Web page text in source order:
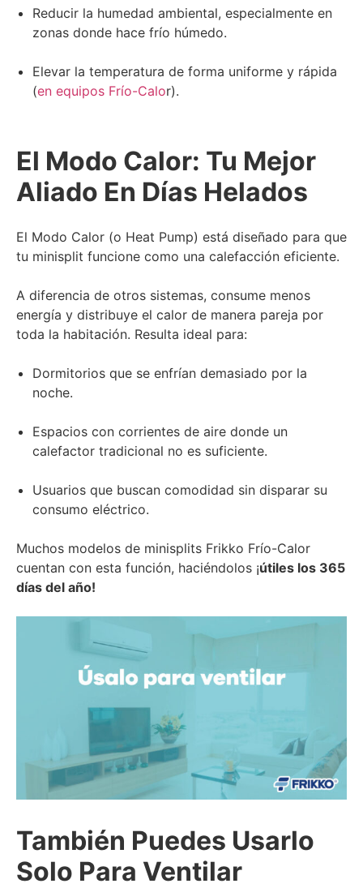
Reducir la humedad ambiental, especialmente en
zonas donde hace frío húmedo.
Elevar la temperatura de forma uniforme y rápida
(en equipos Frío-Calor).
El Modo Calor: Tu Mejor
Aliado En Días Helados
El Modo Calor (o Heat Pump) está diseñado para que
tu minisplit funcione como una calefacción eficiente.
A diferencia de otros sistemas, consume menos
energía y distribuye el calor de manera pareja por
toda la habitación. Resulta ideal para:
Dormitorios que se enfrían demasiado por la
noche.
Espacios con corrientes de aire donde un
calefactor tradicional no es suficiente.
Usuarios que buscan comodidad sin disparar su
consumo eléctrico.
Muchos modelos de minisplits Frikko Frío-Calor
cuentan con esta función, haciéndolos ¡útiles los 365
días del año!
También Puedes Usarlo
Solo Para Ventilar